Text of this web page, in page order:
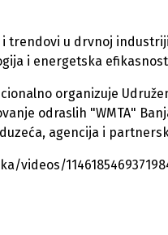
trendovi u drvnoj
i energetska
organizuje
odraslih "WMTA"
agencija i
videos/